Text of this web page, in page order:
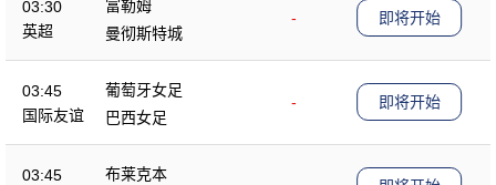
03:30
英超
富勒姆
-
曼彻斯特城
即将开始
03:45
国际友谊
葡萄牙女足
-
巴西女足
即将开始
03:45
布莱克本